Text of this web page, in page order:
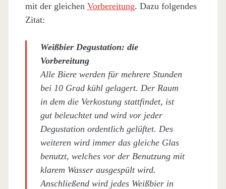
mit der gleichen Vorbereitung. Dazu folgendes
Zitat:
Weißbier Degustation: die
Vorbereitung
Alle Biere werden für mehrere Stunden
bei 10 Grad kühl gelagert. Der Raum
in dem die Verkostung stattfindet, ist
gut beleuchtet und wird vor jeder
Degustation ordentlich gelüftet. Des
weiteren wird immer das gleiche Glas
benutzt, welches vor der Benutzung mit
klarem Wasser ausgespült wird.
Anschließend wird jedes Weißbier in